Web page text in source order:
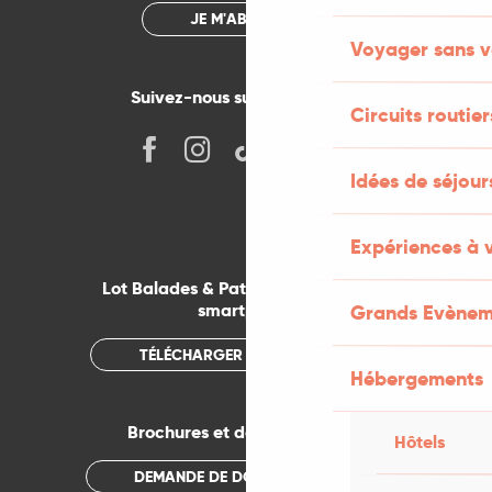
Voyager sans
Circuits
Idées de
Expériences à
Grands
Hébergements
Hôtels
JE M'ABONNE
Suivez-nous sur les réseaux !
Lot Balades & Patrimoines sur votre
smartphone
TÉLÉCHARGER L'APPLICATION
Brochures et documentations
DEMANDE DE DOCUMENTATION